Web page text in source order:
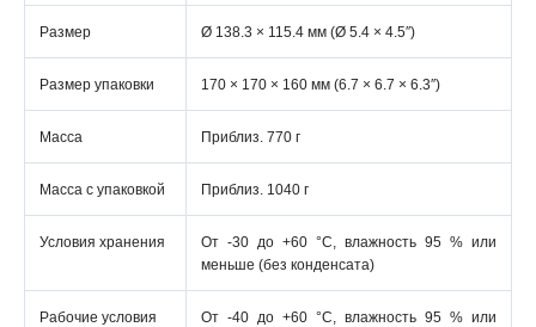
Размер Ø 138.3 × 115.4 мм (Ø 5.4 × 4.5″)
Размер упаковки 170 × 170 × 160 мм (6.7 × 6.7 × 6.3″)
Масса Приблиз. 770 г
Масса с упаковкой Приблиз. 1040 г
Условия хранения
От -30 до +60 °C, влажность 95 % или
меньше (без конденсата)
Рабочие условия
От -40 до +60 °C, влажность 95 % или